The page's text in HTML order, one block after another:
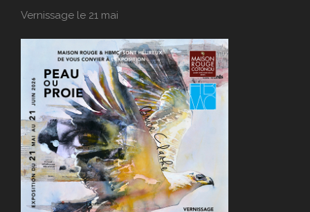
Vernissage le 21 mai